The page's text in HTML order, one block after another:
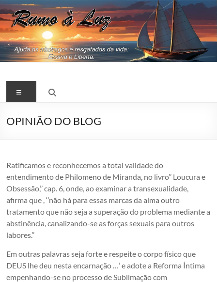
Pular
para
o
conteúdo
RUMO
A
LUZ
Menu
OPINIÃO DO BLOG
Ratificamos e reconhecemos a total validade do
entendimento de Philomeno de Miranda, no livro’’ Loucura e
Obsessão,’’ cap. 6, onde, ao examinar a transexualidade,
afirma que , ‘’não há para essas marcas da alma outro
tratamento que não seja a superação do problema mediante a
abstinência, canalizando-se as forças sexuais para outros
labores.’’
Em outras palavras seja forte e respeite o corpo físico que
DEUS lhe deu nesta encarnação …’ e adote a Reforma Íntima
empenhando-se no processo de Sublimação com